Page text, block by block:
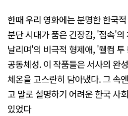
한때 우리 영화에는 분명한 한국
분단 시대가 품은 긴장감, '접속'
날리며'의 비극적 형제애, '웰컴
공동체성. 이 작품들은 서사의 완
체온을 고스란히 담아냈다. 그 속
고 말로 설명하기 어려운 한국 사
있었다